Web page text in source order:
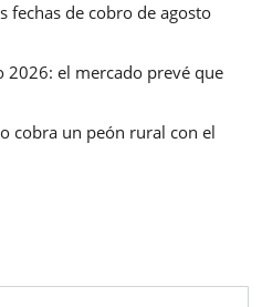
fechas de cobro de agosto
el mercado prevé que
cobra un peón rural con el